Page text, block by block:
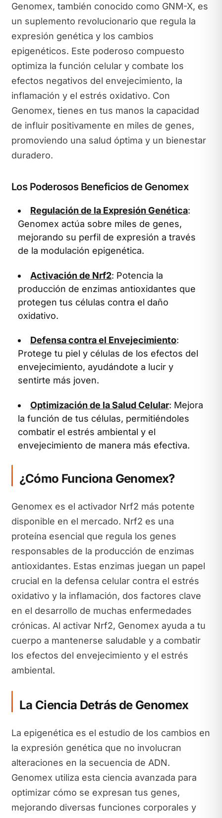
Genomex, también conocido como GNM-X, es
un suplemento revolucionario que regula la
expresión genética y los cambios
epigenéticos. Este poderoso compuesto
optimiza la función celular y combate los
efectos negativos del envejecimiento, la
inflamación y el estrés oxidativo. Con
Genomex, tienes en tus manos la capacidad
de influir positivamente en miles de genes,
promoviendo una salud óptima y un bienestar
duradero.
Los Poderosos Beneficios de Genomex
Regulación de la Expresión Genética:
Genomex actúa sobre miles de genes,
mejorando su perfil de expresión a través
de la modulación epigenética.
Activación de Nrf2: Potencia la
producción de enzimas antioxidantes que
protegen tus células contra el daño
oxidativo.
Defensa contra el Envejecimiento:
Protege tu piel y células de los efectos del
envejecimiento, ayudándote a lucir y
sentirte más joven.
Optimización de la Salud Celular: Mejora
la función de tus células, permitiéndoles
combatir el estrés ambiental y el
envejecimiento de manera más efectiva.
¿Cómo Funciona Genomex?
Genomex es el activador Nrf2 más potente
disponible en el mercado. Nrf2 es una
proteína esencial que regula los genes
responsables de la producción de enzimas
antioxidantes. Estas enzimas juegan un papel
crucial en la defensa celular contra el estrés
oxidativo y la inflamación, dos factores clave
en el desarrollo de muchas enfermedades
crónicas. Al activar Nrf2, Genomex ayuda a tu
cuerpo a mantenerse saludable y a combatir
los efectos del envejecimiento y el estrés
ambiental.
La Ciencia Detrás de Genomex
La epigenética es el estudio de los cambios en
la expresión genética que no involucran
alteraciones en la secuencia de ADN.
Genomex utiliza esta ciencia avanzada para
optimizar cómo se expresan tus genes,
mejorando diversas funciones corporales y